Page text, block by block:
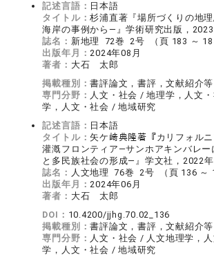
記述言語： 日本語
タイトル：杉浦直著『場所づくりの地
海岸の事例から―』学術研究出版，
誌名： 新地理 72巻 2号 （頁 183 ～
出版年月：2024年08月
著者： 大石 太郎
掲載種別：書評論文，書評，文献紹介等
専門分野： 人文・社会 / 地理学，人文
学，人文・社会 / 地域研究
記述言語： 日本語
タイトル： 矢ケ﨑典隆著『カリフォル
灌漑フロンティア―サンホアキンバレー
と多民族社会の形成―』学文社，2022年
誌名： 人文地理 76巻 2号 （頁 136 ～
出版年月：2024年06月
著者： 大石 太郎
DOI： 10.4200/jjhg.70.02_136
掲載種別：書評論文，書評，文献紹介等
専門分野： 人文・社会 / 人文地理学，
学，人文・社会 / 地域研究